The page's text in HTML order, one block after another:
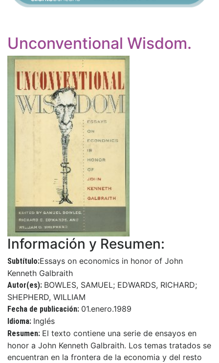
Unconventional Wisdom.
Información y Resumen:
Subtítulo:Essays on economics in honor of John
Kenneth Galbraith
Autor(es): BOWLES, SAMUEL; EDWARDS, RICHARD;
SHEPHERD, WILLIAM
Fecha de publicación: 01.enero.1989
Idioma: Inglés
Resumen: El texto contiene una serie de ensayos en
honor a John Kenneth Galbraith. Los temas tratados se
encuentran en la frontera de la economia y del resto